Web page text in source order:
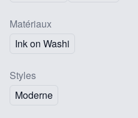
Matériaux
Ink on Washi
Styles
Moderne